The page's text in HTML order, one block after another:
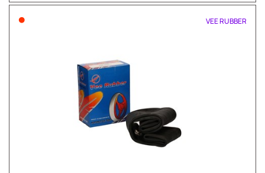
• VEE RUBBER